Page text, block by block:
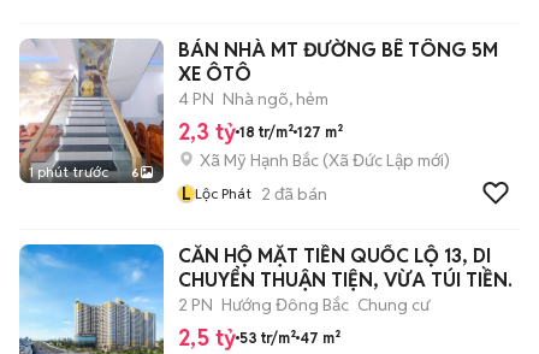
1 phút trước 6
BÁN NHÀ MT ĐƯỜNG BÊ TÔNG 5M
XE ÔTÔ
4 PN Nhà ngõ, hẻm
2,3 tỷ 18 tr/m² 127 m²
Xã Mỹ Hạnh Bắc (Xã Đức Lập mới)
L Lộc Phát 2 đã bán
CĂN HỘ MẶT TIỀN QUỐC LỘ 13, DI
CHUYỂN THUẬN TIỆN, VỪA TÚI TIỀN.
2 PN Hướng Đông Bắc Chung cư
2,5 tỷ 53 tr/m² 47 m²